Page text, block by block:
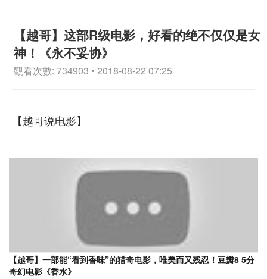
【越哥】这部R级电影，好看的绝不仅仅是女
神！《永不妥协》
觀看次數: 734903 • 2018-08-22 07:25
【越哥说电影】
【越哥】一部能“看到香味”的猎奇电影，唯美而又残忍！豆瓣8 5分
奇幻电影《香水》